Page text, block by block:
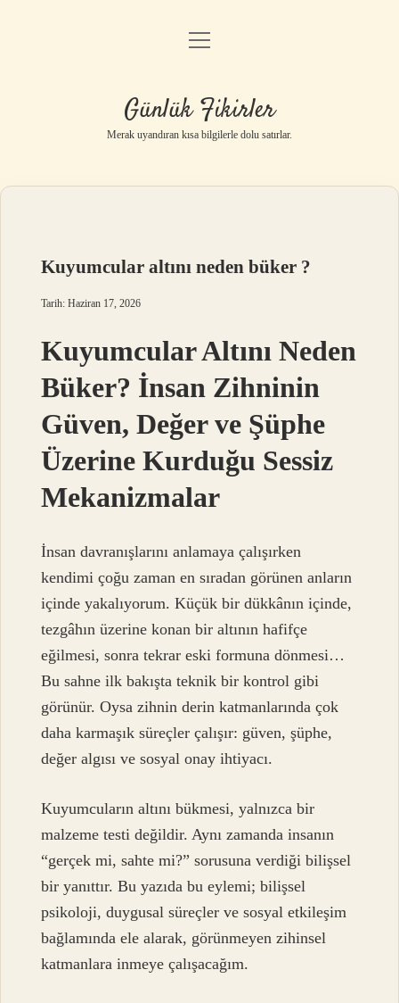
Anasayfa
Yasal Uyarı
menüyü
Günlük Fikirler
Merak uyandıran kısa bilgilerle dolu satırlar.
Kuyumcular altını neden büker ?
Tarih: Haziran 17, 2026
Kuyumcular Altını Neden
Büker? İnsan Zihninin
Güven, Değer ve Şüphe
Üzerine Kurduğu Sessiz
Mekanizmalar
İnsan davranışlarını anlamaya çalışırken
kendimi çoğu zaman en sıradan görünen anların
içinde yakalıyorum. Küçük bir dükkânın içinde,
tezgâhın üzerine konan bir altının hafifçe
eğilmesi, sonra tekrar eski formuna dönmesi…
Bu sahne ilk bakışta teknik bir kontrol gibi
görünür. Oysa zihnin derin katmanlarında çok
daha karmaşık süreçler çalışır: güven, şüphe,
değer algısı ve sosyal onay ihtiyacı.
Kuyumcuların altını bükmesi, yalnızca bir
malzeme testi değildir. Aynı zamanda insanın
“gerçek mi, sahte mi?” sorusuna verdiği bilişsel
bir yanıttır. Bu yazıda bu eylemi; bilişsel
psikoloji, duygusal süreçler vesosyal etkileşim
bağlamında ele alarak, görünmeyen zihinsel
katmanlara inmeye çalışacağım.